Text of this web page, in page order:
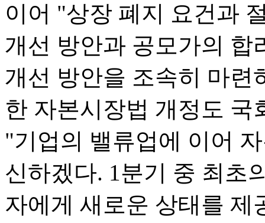
이어 "상장 폐지 요건과
개선 방안과 공모가의 합
개선 방안을 조속히 마련
한 자본시장법 개정도
"기업의 밸류업에 이어
신하겠다. 1분기 중 최초
자에게 새로운 상태를 제